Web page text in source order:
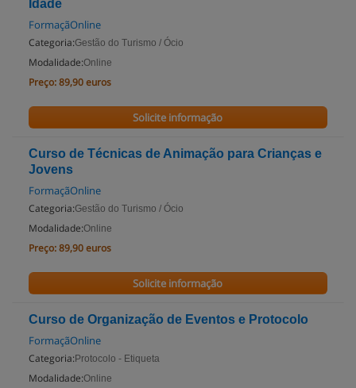
Idade
FormaçãOnline
Categoria:Gestão do Turismo / Ócio
Modalidade:Online
Preço:89,90 euros
Solicite informação
Curso de Técnicas de Animação para Crianças e
Jovens
FormaçãOnline
Categoria:Gestão do Turismo / Ócio
Modalidade:Online
Preço:89,90 euros
Solicite informação
Curso de Organização de Eventos e Protocolo
FormaçãOnline
Categoria: Protocolo - Etiqueta
Modalidade:Online